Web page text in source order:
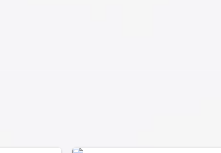
มิ.ย. 2555 มีการจัดซื้อแท็บเล็ตให้แก่นักเรีย
สูตรบรรจุลงในแท็บเล็ต รวมถึงพัฒนาอินเตอ